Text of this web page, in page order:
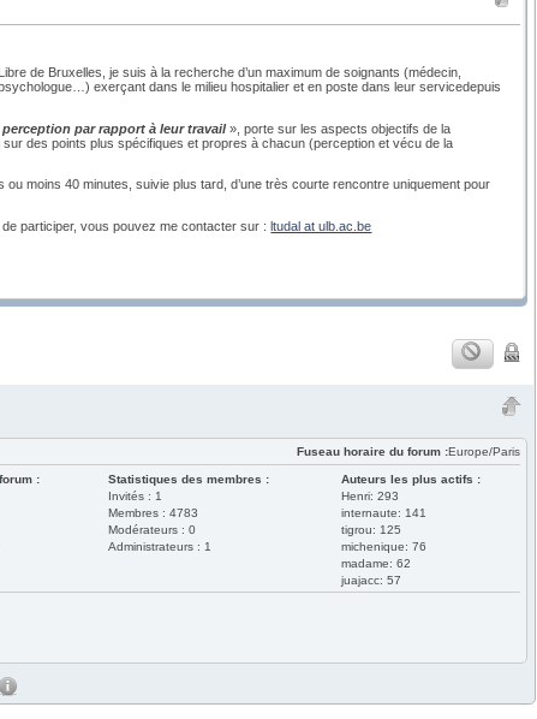
de Bruxelles, je suis à la recherche d’un maximum de soignants (médecin,
exerçant dans le milieu hospitalier et en poste dans leur servicedepuis
par rapport à leur travail», porte sur les aspects objectifs de la
des points plus spécifiques et propres à chacun (perception et vécu de la
ou moins 40 minutes, suivie plus tard, d’une très courte rencontre uniquement pour
participer, vous pouvez me contacter sur :ltudal at ulb.ac.be
Fuseau horaire du forum :Europe/Paris
Auteurs les plus actifs :
Henri: 293
internaute: 141
tigrou: 125
michenique: 76
madame: 62
juajacc: 57
Statistiques des membres :
Invités : 1
Membres : 4783
Modérateurs : 0
Administrateurs : 1
: